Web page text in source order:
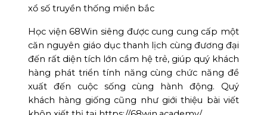
xổ số truyền thống miền bắc
Học viện 68Win siêng được cung cung cấp một
căn nguyên giáo dục thanh lịch cùng đương đại
đến rất diện tích lớn cầm hệ trẻ, giúp quý khách
hàng phát triển tính năng cùng chức năng đề
xuất đến cuộc sống cùng hành động. Quý
khách hàng giống cũng như giới thiệu bài viết